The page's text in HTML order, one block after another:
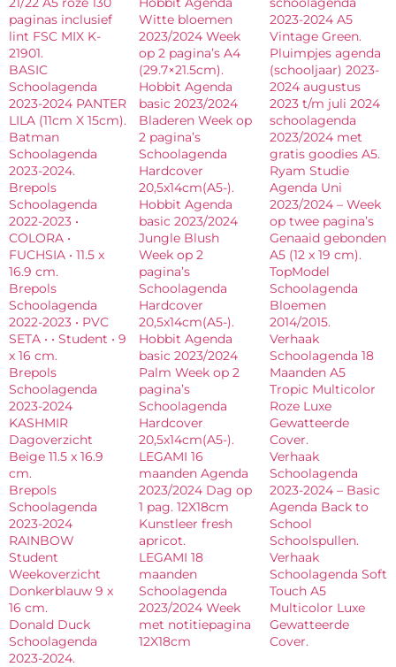
paginas inclusief
lint FSC MIX K-
21901.
BASIC
Schoolagenda
2023-2024 PANTER
LILA (11cm X 15cm).
Batman
Schoolagenda
2023-2024.
Brepols
Schoolagenda
2022-2023 •
COLORA •
FUCHSIA • 11.5 x
16.9 cm.
Brepols
Schoolagenda
2022-2023 • PVC
SETA • • Student • 9
x 16 cm.
Brepols
Schoolagenda
2023-2024
KASHMIR
Dagoverzicht
Beige 11.5 x 16.9
cm.
Brepols
Schoolagenda
2023-2024
RAINBOW
Student
Weekoverzicht
Donkerblauw 9 x
16 cm.
Donald Duck
Schoolagenda
2023-2024.
Witte bloemen
2023/2024 Week
op 2 pagina’s A4
(29.7×21.5cm).
Hobbit Agenda
basic 2023/2024
Bladeren Week op
2 pagina’s
Schoolagenda
Hardcover
20,5x14cm(A5-).
Hobbit Agenda
basic 2023/2024
Jungle Blush
Week op 2
pagina’s
Schoolagenda
Hardcover
20,5x14cm(A5-).
Hobbit Agenda
basic 2023/2024
Palm Week op 2
pagina’s
Schoolagenda
Hardcover
20,5x14cm(A5-).
LEGAMI 16
maanden Agenda
2023/2024 Dag op
1 pag. 12X18cm
Kunstleer fresh
apricot.
LEGAMI 18
maanden
Schoolagenda
2023/2024 Week
met notitiepagina
12X18cm
2023-2024 A5
Vintage Green.
Pluimpjes agenda
(schooljaar) 2023-
2024 augustus
2023 t/m juli 2024
schoolagenda
2023/2024 met
gratis goodies A5.
Ryam Studie
Agenda Uni
2023/2024 – Week
op twee pagina’s
Genaaid gebonden
A5 (12 x 19 cm).
TopModel
Schoolagenda
Bloemen
2014/2015.
Verhaak
Schoolagenda 18
Maanden A5
Tropic Multicolor
Roze Luxe
Gewatteerde
Cover.
Verhaak
Schoolagenda
2023-2024 – Basic
Agenda Back to
School
Schoolspullen.
Verhaak
Schoolagenda Soft
Touch A5
Multicolor Luxe
Gewatteerde
Cover.